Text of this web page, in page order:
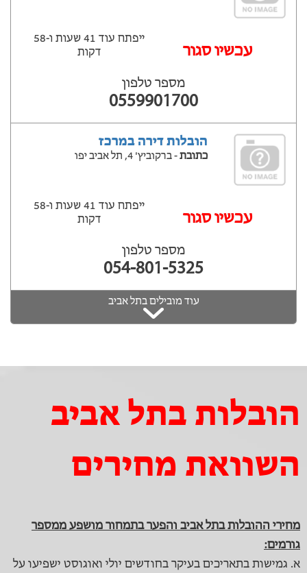
עכשיו סגור
ייפתח עוד 41 שעות ‫ו-58
דקות
מספר טלפון
0559901700
הובלות דירה במרכז
כתובת- ברקוביץ' 4, תל אביב יפו
עכשיו סגור
ייפתח עוד 41 שעות ‫ו-58
דקות
מספר טלפון
054-801-5325
עוד מובילים בתל אביב
הובלות בתל אביב
השוואת מחירים
מחירי ההובלות בתל אביב והפער בתמחור מושפע ממספר
גורמים:
א. גמישות בתאריכים בעיקר בחודשים יולי ואוגוסט ישפיעו על